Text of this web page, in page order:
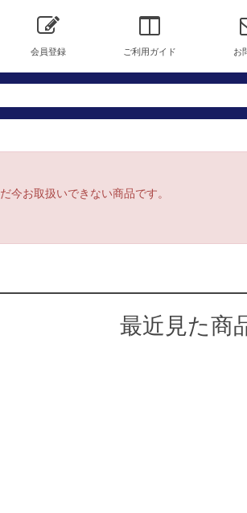
会員登録 ご利用ガイド お
今お取扱いできない商品です。
最近見た商